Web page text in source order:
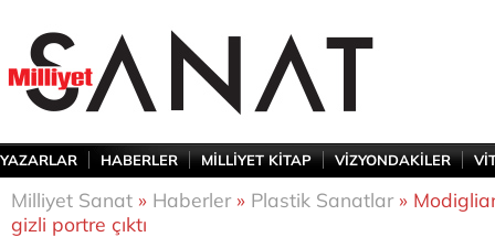
YAZARLAR HABERLER MİLLİYET KİTAP VİZYONDAKİLER
Milliyet Sanat » Haberler» Plastik Sanatlar»
gizli portre çıktı